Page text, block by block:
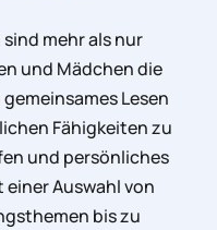
mehr als nur
und Mädchen die
Lesen
Fähigkeiten zu
und persönliches
Auswahl von
bis zu